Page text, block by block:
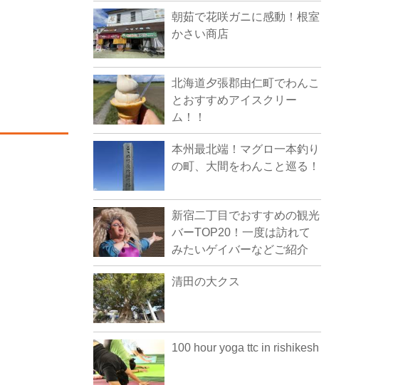
朝茹で花咲ガニに感動！根室
かさい商店
北海道夕張郡由仁町でわんこ
とおすすめアイスクリー
ム！！
本州最北端！マグロ一本釣り
の町、大間をわんこと巡る！
新宿二丁目でおすすめの観光
バーTOP20！一度は訪れて
みたいゲイバーなどご紹介
清田の大クス
100 hour yoga ttc in rishikesh